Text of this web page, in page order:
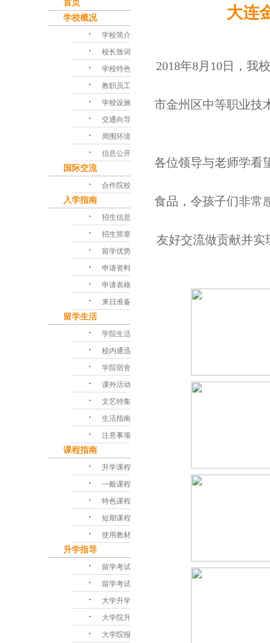
大连
2018年8月10日，我
市金州区中等职业技
各位领导与老师学看
食品，令孩子们非常
友好交流做贡献并实
首页
学校概况
･ 学校简介
･ 校长致词
･ 学校特色
･ 教职员工
･ 学校设施
･ 交通向导
･ 周围环境
･ 信息公开
国际交流
･ 合作院校
入学指南
･ 招生信息
･ 招生简章
･ 留学优势
･ 申请资料
･ 申请表格
･ 来日准备
留学生活
･ 学院生活
･ 校内通迅
･ 学院宿舍
･ 课外活动
･ 文艺特集
･ 生活指南
･ 注意事项
课程指南
･ 升学课程
･ 一般课程
･ 特色课程
･ 短期课程
･ 使用教材
升学指导
･ 留学考试对策
･ 留学考试问答
･ 大学升学指导
･ 大学院升学课程
･ 大学院报考指南